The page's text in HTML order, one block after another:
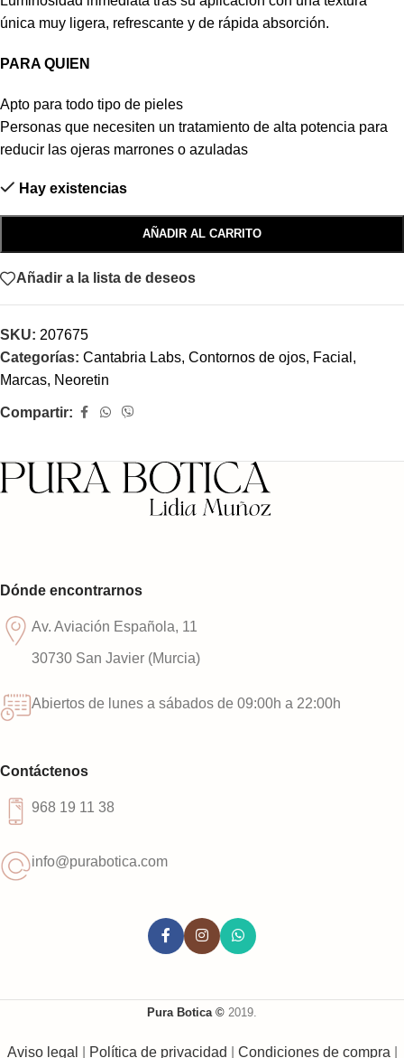
única muy ligera, refrescante y de rápida absorción.
PARA QUIEN
Apto para todo tipo de pieles
Personas que necesiten un tratamiento de alta potencia para
reducir las ojeras marrones o azuladas
Hay existencias
AÑADIR AL CARRITO
Añadir a la lista de deseos
SKU: 207675
Categorías: Cantabria Labs, Contornos de ojos, Facial ,
Marcas, Neoretin
Compartir:
Dónde encontrarnos
Av. Aviación Española, 11
30730 San Javier (Murcia)
Abiertos de lunes a sábados de 09:00h a 22:00h
Contáctenos
968 19 11 38
info@purabotica.com
Pura Botica © 2019.
Aviso legal Política de privacidad Condiciones de compra